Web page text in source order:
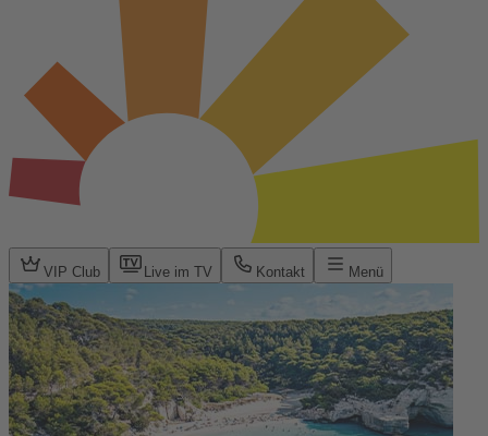
VIP Club Live im TV Kontakt Menü